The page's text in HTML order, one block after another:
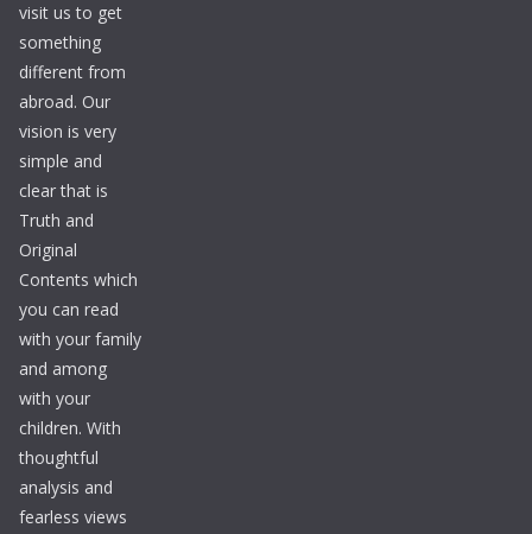
visit us to get
something
different from
abroad. Our
vision is very
simple and
clear that is
Truth and
Original
Contents which
you can read
with your family
and among
with your
children. With
thoughtful
analysis and
fearless views